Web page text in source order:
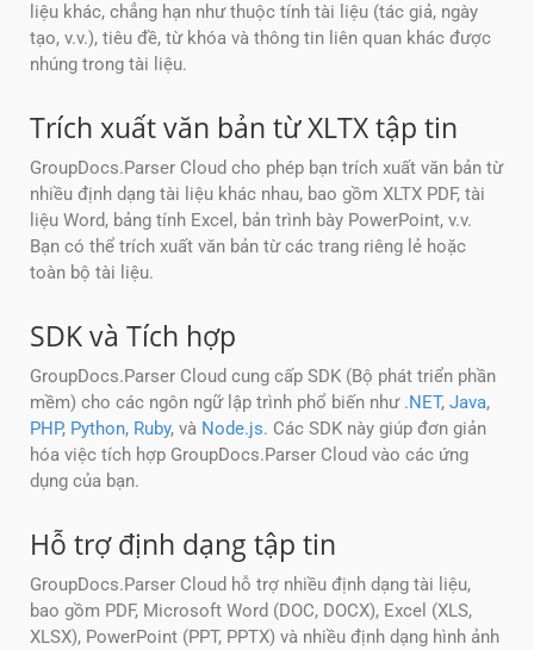
liệu khác, chẳng hạn như thuộc tính tài liệu (tác giả, ngày
tạo, v.v.), tiêu đề, từ khóa và thông tin liên quan khác được
nhúng trong tài liệu.
Trích xuất văn bản từ XLTX tập tin
GroupDocs.Parser Cloud cho phép bạn trích xuất văn bản từ
nhiều định dạng tài liệu khác nhau, bao gồm XLTX PDF, tài
liệu Word, bảng tính Excel, bản trình bày PowerPoint, v.v.
Bạn có thể trích xuất văn bản từ các trang riêng lẻ hoặc
toàn bộ tài liệu.
SDK và Tích hợp
GroupDocs.Parser Cloud cung cấp SDK (Bộ phát triển phần
mềm) cho các ngôn ngữ lập trình phổ biến như .NET, Java,
PHP, Python, Ruby, và Node.js. Các SDK này giúp đơn giản
hóa việc tích hợp GroupDocs.Parser Cloud vào các ứng
dụng của bạn.
Hỗ trợ định dạng tập tin
GroupDocs.Parser Cloud hỗ trợ nhiều định dạng tài liệu,
bao gồm PDF, Microsoft Word (DOC, DOCX), Excel (XLS,
XLSX), PowerPoint (PPT, PPTX) và nhiều định dạng hình ảnh